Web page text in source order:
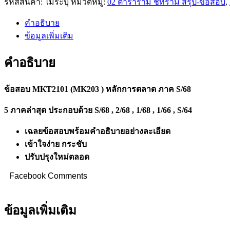
)
หลัก
การ
ภาค
S/68
คำอธิบาย
ข้อมูลเพิ่มเติม
คำอธิบาย
ข้อสอบ MKT2101 (MK203 ) หลักการตลาด ภาค S/68
5 ภาคล่าสุด ประกอบด้วย S/68 , 2/68 , 1/68 , 1/66 , S/64
เฉลยข้อสอบพร้อมคำอธิบายอย่างละเอียด
เข้าใจง่าย กระชับ
ปรับปรุงใหม่ตลอด
Facebook Comments
ข้อมูลเพิ่มเติม